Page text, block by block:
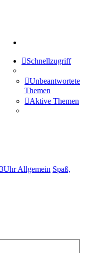
Schnellzugriff
Unbeantwortete
Themen
Aktive Themen
Allgemein Spaß,